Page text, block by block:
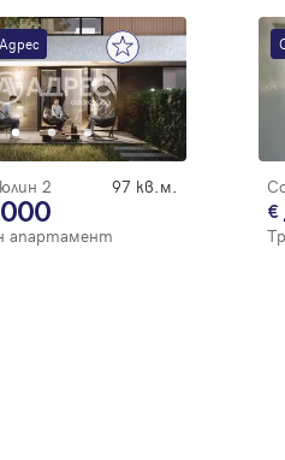
2 97 кв.м.
апартамент
активирате
с вас!